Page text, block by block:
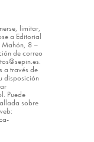
limitar,
a Editorial
Mahón, 8 –
de correo
a través de
disposición
Puede
sobre